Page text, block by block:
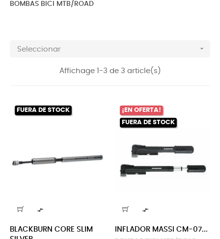
BOMBAS BICI MTB/ROAD
Seleccionar 
Affichage 1-3 de 3 article(s)
FUERA DE STOCK

BLACKBURN CORE SLIM
¡EN OFERTA!
FUERA DE STOCK

INFLADOR MASSI CM-07...